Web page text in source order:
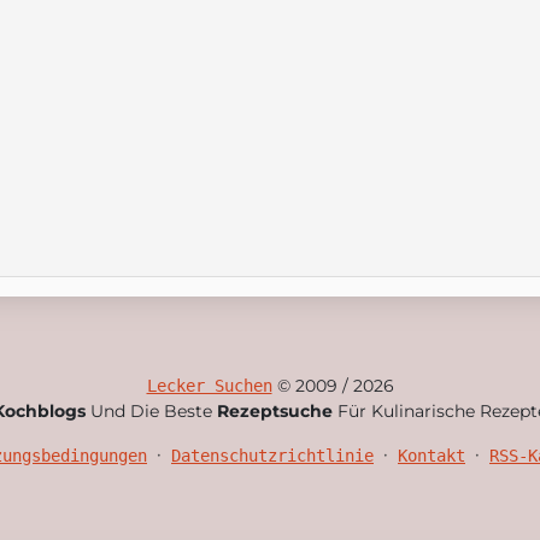
Lecker Suchen© 2009 / 2026
Und Die Beste Rezeptsuche Für Kulinarische
• Datenschutzrichtlinie • Kontakt • RSS-